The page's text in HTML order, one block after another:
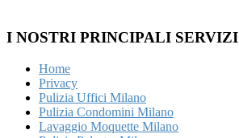
I NOSTRI PRINCIPALI SERVIZI
Home
Privacy
Pulizia Uffici Milano
Pulizia Condomini Milano
Lavaggio Moquette Milano